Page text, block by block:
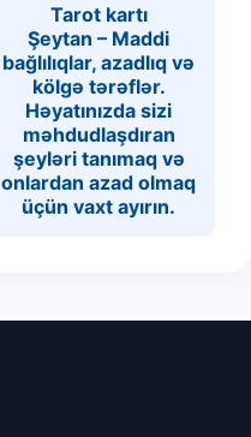
Tarot kartı
Şeytan – Maddi
bağlılıqlar, azadlıq və
kölgə tərəflər.
Həyatınızda sizi
məhdudlaşdıran
şeyləri tanımaq və
onlardan azad olmaq
üçün vaxt ayırın.